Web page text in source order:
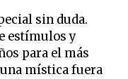
sin duda.
estímulos y
para el más
mística fuera